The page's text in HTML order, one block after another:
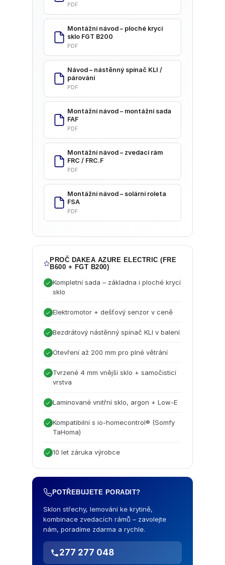
PDF
Montážní návod – ploché krycí
sklo FGT B200
PDF
Návod – nástěnný spínač KLI /
párování
PDF
Montážní návod – montážní sada
FAF
PDF
Montážní návod – zvedací rám
FRC / FRC.F
PDF
Montážní návod – solární roleta
FSA
PDF
PROČ DAKEA AZURE ELECTRIC (FRE
B600 + FGT B200)
Kompletní sada – základna i ploché krycí
sklo
Elektromotor + dešťový senzor v ceně
Bezdrátový nástěnný spínač KLI v balení
Otevření až 200 mm pro plné větrání
Tvrzené 4 mm vnější sklo + samočisticí
vrstva
Laminované vnitřní sklo, argon + Low-E
Kompatibilní s io-homecontrol® (Somfy
TaHoma)
10 let záruka výrobce
POTŘEBUJETE PORADIT?
Sklon střechy, lemování ke krytině,
kombinace zvedacích rámů – zavolejte
nám, poradíme zdarma a rychle.
277 277 048